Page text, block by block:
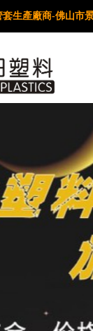
生產廠商-佛山市